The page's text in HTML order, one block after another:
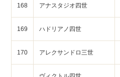
168 アナスタジオ四世
169 ハドリアノ四世
170 アレクサンドロ三世